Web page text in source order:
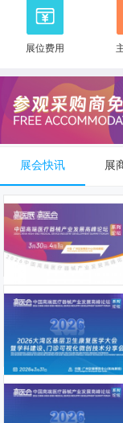
展位费用
展会快讯 展